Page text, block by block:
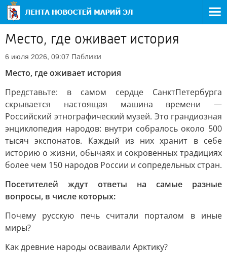
Место, где оживает история
6 июля 2026, 09:07 Паблики
Место, где оживает история
Представьте: в самом сердце СанктПетербурга
скрывается настоящая машина времени —
Российский этнографический музей. Это грандиозная
энциклопедия народов: внутри собралось около 500
тысяч экспонатов. Каждый из них хранит в себе
историю о жизни, обычаях и сокровенных традициях
более чем 150 народов России и сопредельных стран.
Посетителей ждут ответы на самые разные
вопросы, в числе которых:
Почему русскую печь считали порталом в иные
миры?
Как древние народы осваивали Арктику?